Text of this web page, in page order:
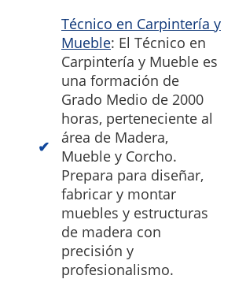
Técnico en Carpintería y
Mueble: El Técnico en
Carpintería y Mueble es
una formación de
Grado Medio de 2000
horas, perteneciente al
área de Madera,
Mueble y Corcho.
Prepara para diseñar,
fabricar y montar
muebles y estructuras
de madera con
precisión y
profesionalismo.